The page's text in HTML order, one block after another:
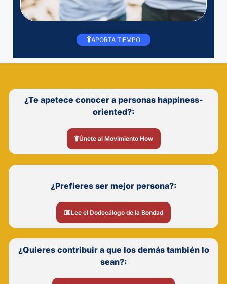
APORTA TIEMPO
¿Te apetece conocer a personas happiness-
oriented?:
Únete al Movimiento How
¿Prefieres ser mejor persona?:
Lee el Dodecálogo de la Bondad
¿Quieres contribuir a que los demás también lo
sean?: